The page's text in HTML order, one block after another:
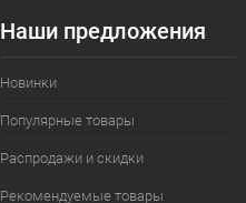
Наши предложения
Новинки
Популярные товары
Распродажи и скидки
Рекомендуемые товары